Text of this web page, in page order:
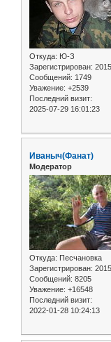
Откуда: Ю-З
Зарегистрирован:
Сообщений: 1749
Уважение: +2539
Последний визит:
2025-07-29 16:01:23
Иваныч(Фанат)
Модератор
Откуда: Песчановка
Зарегистрирован:
Сообщений: 8205
Уважение: +16548
Последний визит:
2022-01-28 10:24:13